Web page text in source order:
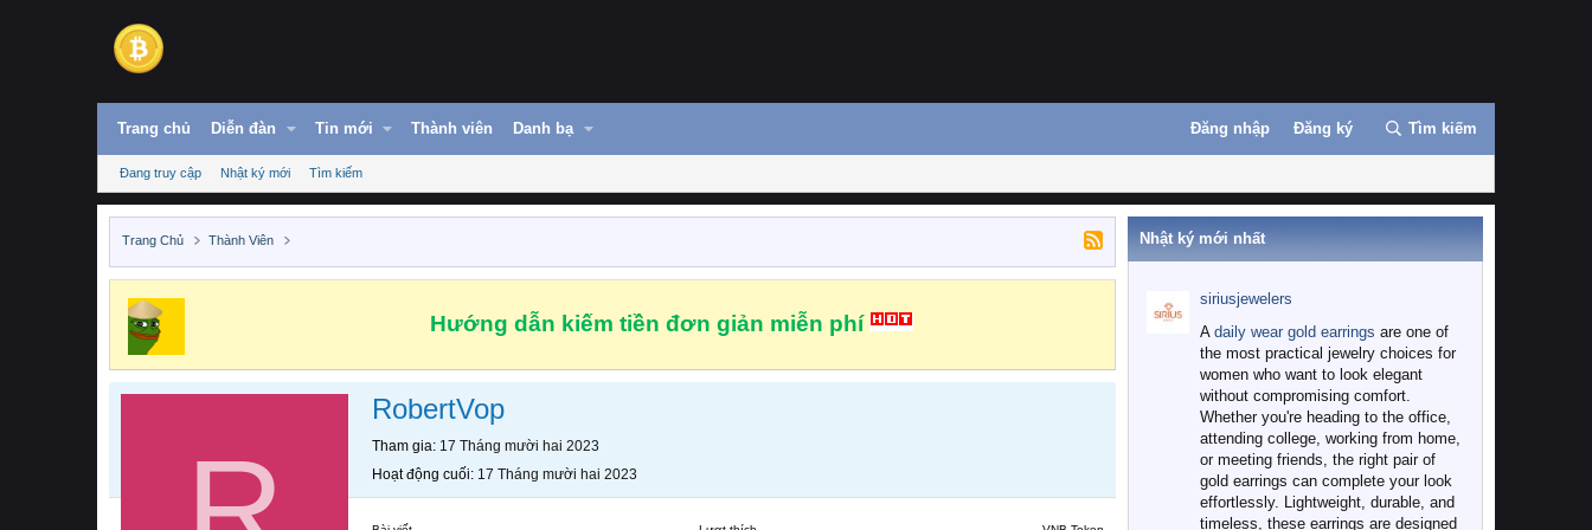
Trang chủ Diễn đàn Tin mới Thành viên Danh bạ Đăng nhập Đăng ký Tìm kiếm
Đang truy cập Nhật ký mới Tìm kiếm
Trang Chủ Thành Viên
Hướng dẫn kiếm tiền đơn giản miễn phí
RobertVop
Tham gia 17 Tháng mười hai 2023
Hoạt động cuối 17 Tháng mười hai 2023
Nhật ký mới nhất
siriusjewelers
A daily wear gold earrings are one of
the most practical jewelry choices for
women who want to look elegant
without compromising comfort.
Whether you're heading to the office,
attending college, working from home,
or meeting friends, the right pair of
gold earrings can complete your look
effortlessly. Lightweight, durable, and
timeless, these earrings are designed